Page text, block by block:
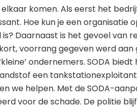
komen. Als eerst het
Hoe kun je een organisatie
Daarnaast is het gevoel van
voorrang gegeven werd
ondernemers. SODA
een
we helpen. Met de SODA-
voor de schade. De politie